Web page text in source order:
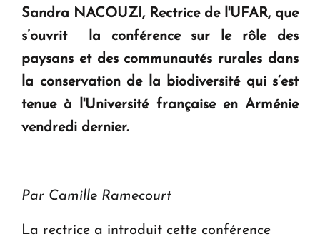
KASA : 30 ans d'audace, de résilience et d'avenir
en Arménie
Le premier hôtel Hyatt Regency d'Arménie
ouvrira ses portes à Dilijan
Sandra NACOUZI, Rectrice de l'UFAR, que
s’ouvrit la conférence sur le rôle des
paysans et des communautés rurales dans
la conservation de la biodiversité qui s’est
tenue à l'Université française en Arménie
vendredi dernier.
Par Camille Ramecourt
La rectrice a introduit cette conférence